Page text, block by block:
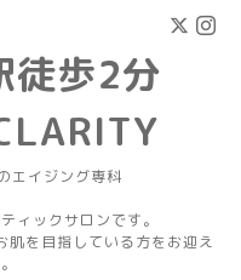
徒歩2分
エイジング専科
ィックサロンです。
肌を目指している方をお迎え